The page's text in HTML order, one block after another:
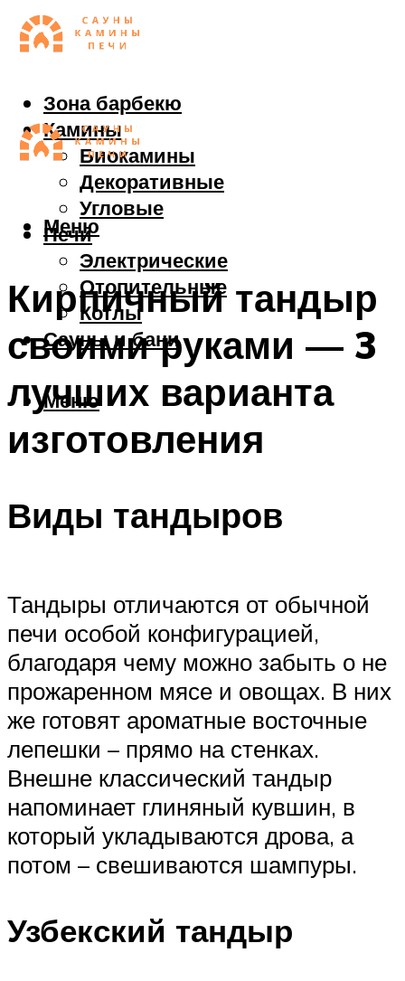
Зона барбекю
Камины
Биокамины
Декоративные
Угловые
Печи
Электрические
Отопительные
Котлы
Сауны и бани
Меню
Меню
Кирпичный тандыр
своими руками — 3
лучших варианта
изготовления
Виды тандыров
Тандыры отличаются от обычной
печи особой конфигурацией,
благодаря чему можно забыть о не
прожаренном мясе и овощах. В них
же готовят ароматные восточные
лепешки – прямо на стенках.
Внешне классический тандыр
напоминает глиняный кувшин, в
который укладываются дрова, а
потом – свешиваются шампуры.
Узбекский тандыр